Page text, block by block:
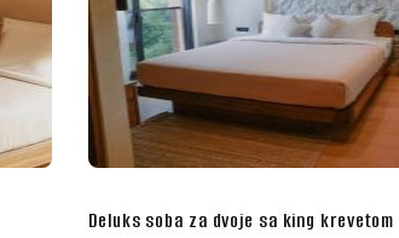
Dvokrevetna soba sa